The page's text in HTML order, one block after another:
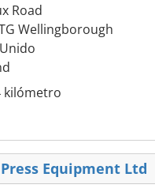
Road
Wellingborough
kilómetro
Equipment Ltd